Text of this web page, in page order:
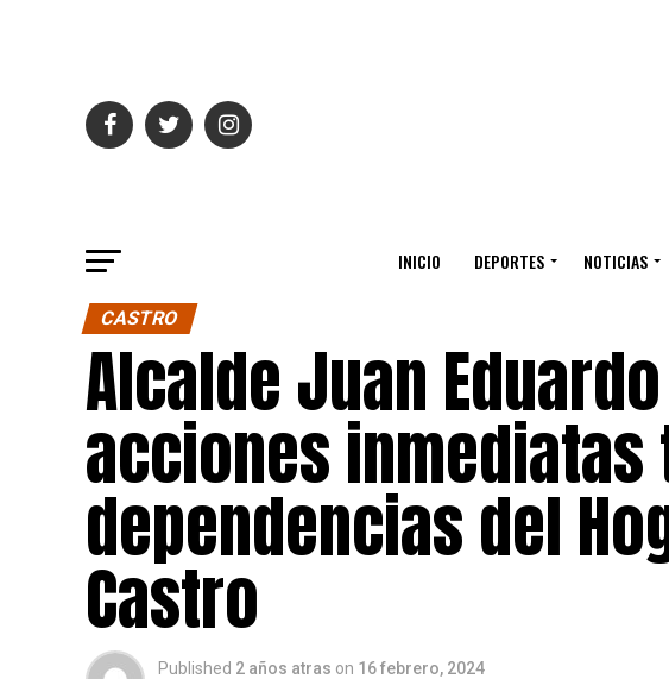
INICIO DEPORTES NOTICIAS
CASTRO
Alcalde Juan
acciones
dependencias del
Castro
Published 2 años atras on 16 febrero, 2024